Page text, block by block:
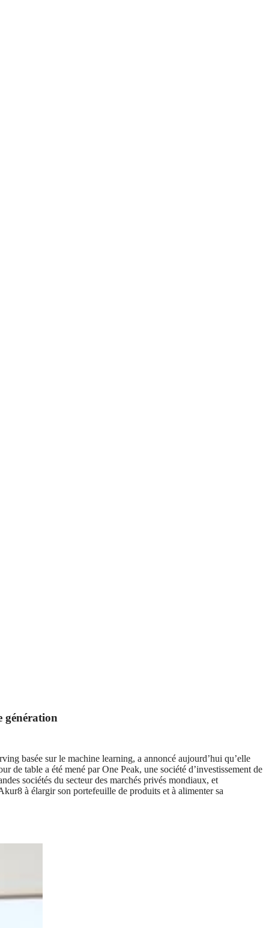
génération
basée sur le machine learning, a annoncé aujourd’hui qu’elle
table a été mené par One Peak, une société d’investissement de
sociétés du secteur des marchés privés mondiaux, et
à élargir son portefeuille de produits et à alimenter sa